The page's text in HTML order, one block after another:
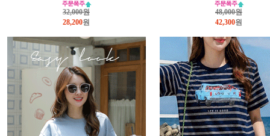
32,000원
28,200원
48,000원
42,300원